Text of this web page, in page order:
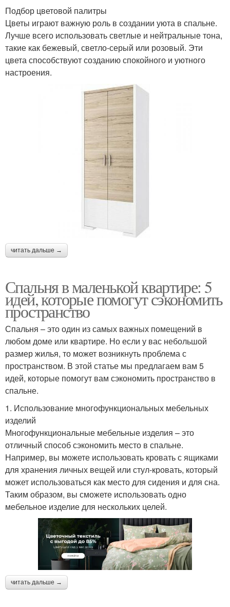
Подбор цветовой палитры
Цветы играют важную роль в создании уюта в спальне.
Лучше всего использовать светлые и нейтральные тона,
такие как бежевый, светло-серый или розовый. Эти
цвета способствуют созданию спокойного и уютного
настроения.
читать дальше →
Спальня в маленькой квартире: 5
идей, которые помогут сэкономить
пространство
Спальня – это один из самых важных помещений в
любом доме или квартире. Но если у вас небольшой
размер жилья, то может возникнуть проблема с
пространством. В этой статье мы предлагаем вам 5
идей, которые помогут вам сэкономить пространство в
спальне.
1. Использование многофункциональных мебельных
изделий
Многофункциональные мебельные изделия – это
отличный способ сэкономить место в спальне.
Например, вы можете использовать кровать с ящиками
для хранения личных вещей или стул-кровать, который
может использоваться как место для сидения и для сна.
Таким образом, вы сможете использовать одно
мебельное изделие для нескольких целей.
читать дальше →